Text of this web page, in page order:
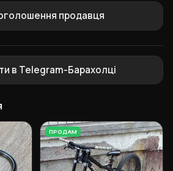
продавця
в Telegram-Барахолці
ПРОДАМ